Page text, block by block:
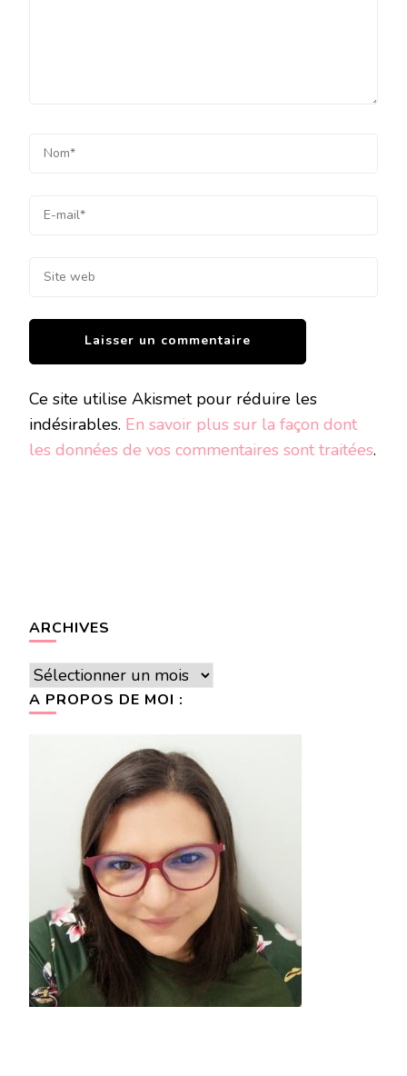
Ce site utilise Akismet pour réduire les
indésirables. En savoir plus sur la façon dont
les données de vos commentaires sont traitées.
ARCHIVES
Archives
A PROPOS DE MOI :